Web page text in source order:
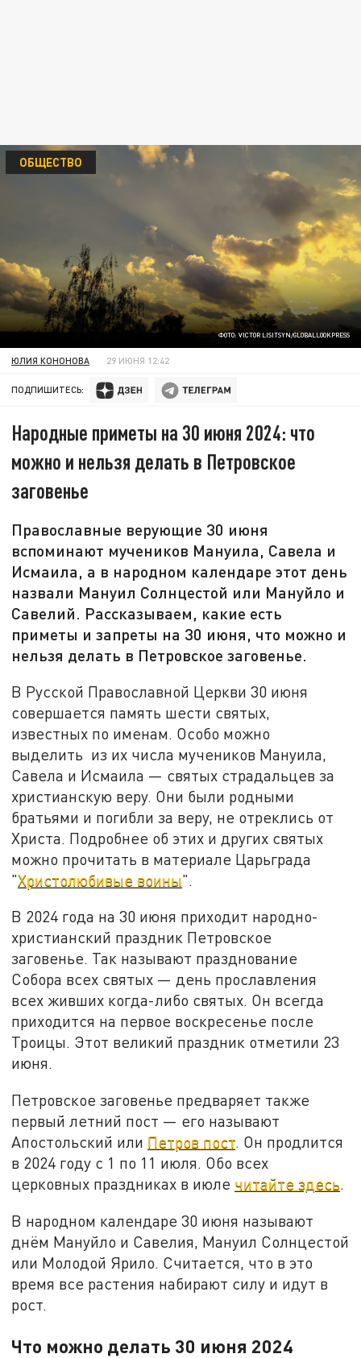
ФОТО: VICTOR LISITSYN/GLOBALLOOKPRESS
ОБЩЕСТВО
ЮЛИЯ КОНОНОВА 29 ИЮНЯ 12:42
ПОДПИШИТЕСЬ:
Народные приметы на 30 июня 2024: что
можно и нельзя делать в Петровское
заговенье
Православные верующие 30 июня
вспоминают мучеников Мануила, Савела и
Исмаила, а в народном календаре этот день
назвали Мануил Солнцестой или Мануйло и
Савелий. Рассказываем, какие есть
приметы и запреты на 30 июня, что можно и
нельзя делать в Петровское заговенье.
В Русской Православной Церкви 30 июня
совершается память шести святых,
известных по именам. Особо можно
выделить из их числа мучеников Мануила,
Савела и Исмаила — святых страдальцев за
христианскую веру. Они были родными
братьями и погибли за веру, не отреклись от
Христа. Подробнее об этих и других святых
можно прочитать в материале Царьграда
"Христолюбивые воины".
В 2024 года на 30 июня приходит народно-
христианский праздник Петровское
заговенье. Так называют празднование
Собора всех святых — день прославления
всех живших когда-либо святых. Он всегда
приходится на первое воскресенье после
Троицы. Этот великий праздник отметили 23
июня.
Петровское заговенье предваряет также
первый летний пост — его называют
Апостольский или Петров пост. Он продлится
в 2024 году с 1 по 11 июля. Обо всех
церковных праздниках в июле читайте здесь.
В народном календаре 30 июня называют
днём Мануйло и Савелия, Мануил Солнцестой
или Молодой Ярило. Считается, что в это
время все растения набирают силу и идут в
рост.
Что можно делать 30 июня 2024